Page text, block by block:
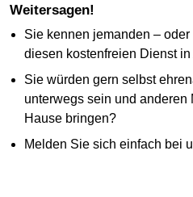
Weitersagen!
Sie kennen jemanden –
diesen kostenfreien Dienst
Sie würden gern selbst
unterwegs sein und anderen
Hause bringen?
Melden Sie sich einfach bei